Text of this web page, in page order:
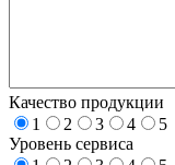
Качество продукции
1
2 3 4
5
Уровень сервиса